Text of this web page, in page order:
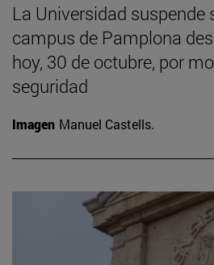
La Universidad suspende
campus de Pamplona
hoy, 30 de octubre, por
seguridad
Imagen Manuel Castells.